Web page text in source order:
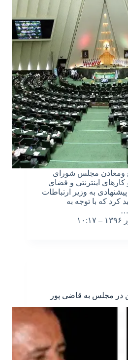
ومعادن مجلس شورای
اینترنتی و فضای
به وزیر ارتباطات
کرد که با توجه به
در مجلس به قاضی پور